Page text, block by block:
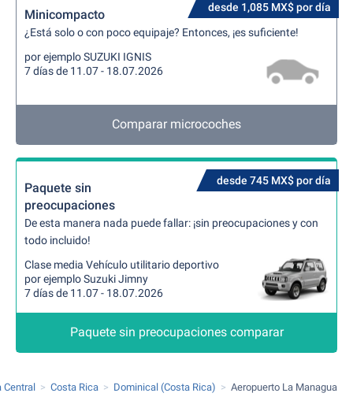
desde 1,085 MX$ por día
Minicompacto
¿Está solo o con poco equipaje? Entonces, ¡es suficiente!
por ejemplo SUZUKI IGNIS
7 días de 11.07 - 18.07.2026
Comparar microcoches
desde 745 MX$ por día
Paquete sin
preocupaciones
De esta manera nada puede fallar: ¡sin preocupaciones y con
todo incluido!
Clase media Vehículo utilitario deportivo
por ejemplo Suzuki Jimny
7 días de 11.07 - 18.07.2026
Paquete sin preocupaciones comparar
Central Costa Rica Dominical (Costa Rica) Aeropuerto La Managua